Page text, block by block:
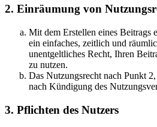
2. Einräumung von
Mit dem Erstellen eines Beitrags
ein einfaches, zeitlich und
unentgeltliches Recht, Ihren
zu nutzen.
Das Nutzungsrecht nach Punkt
nach Kündigung des
3. Pflichten des Nutzers